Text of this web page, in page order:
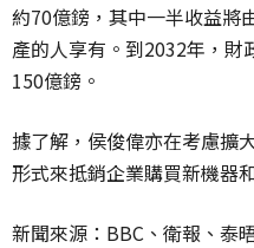
約70億鎊，其中一半收益將
產的人享有。到2032年，財
150億鎊。
據了解，侯俊偉亦在考慮擴
形式來抵銷企業購買新機器
新聞來源：BBC、衛報、泰